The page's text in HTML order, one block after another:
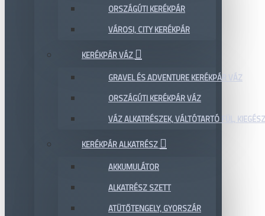
ORSZÁGÚTI KERÉKPÁR
VÁROSI, CITY KERÉKPÁR
KERÉKPÁR VÁZ
GRAVEL ÉS ADVENTURE KERÉKPÁR VÁZ
ORSZÁGÚTI KERÉKPÁR VÁZ
VÁZ ALKATRÉSZEK, VÁLTÓTARTÓ FÜL,
KERÉKPÁR ALKATRÉSZ
AKKUMULÁTOR
ALKATRÉSZ SZETT
ATÜTŐTENGELY, GYORSZÁR